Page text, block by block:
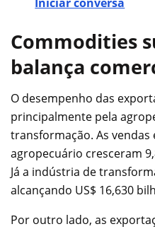
Commodities
balança
O desempenho das
principalmente pela
transformação. As
agropecuário cresceram
Já a indústria de
alcançando US$ 16,630
Por outro lado, as